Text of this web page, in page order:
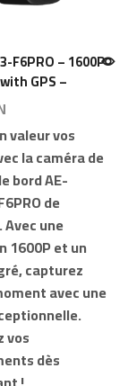
F6PRO – 1600P
GPS –
valeur vos
lacaméra de
bord AE-
de
. Avec une
1600P et un
capturez
avec une
vos
dès